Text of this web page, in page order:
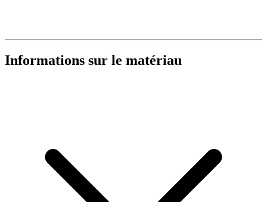
Informations sur le matériau